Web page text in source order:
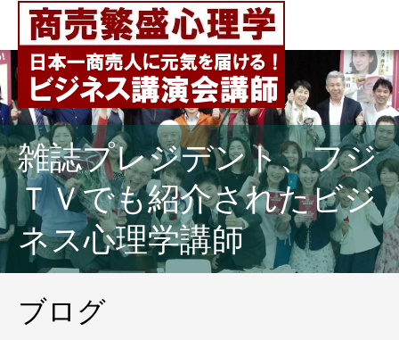
雑誌プレジデント、フジ
ＴＶでも紹介されたビジ
ネス心理学講師
ブログ